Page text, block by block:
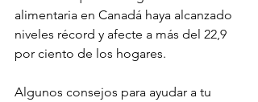
alimentaria en Canadá haya alcanzado
niveles récord y afecte a más del 22,9
por ciento de los hogares.
Algunos consejos para ayudar a tu